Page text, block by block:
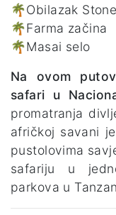
🌴Obilazak
🌴Farma začina
🌴Masai selo
Na ovom
safari u
promatranja
afričkoj savani
pustolovima
safariju u
parkova u